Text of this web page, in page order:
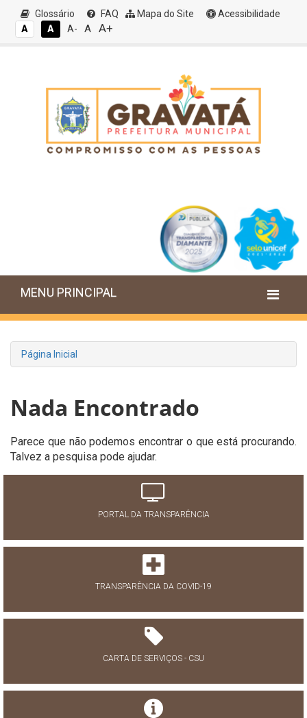
Glossário FAQ Mapa do Site
Acessibilidade
A
A A- A A+
MENU PRINCIPAL
Página Inicial
Nada Encontrado
Parece que não podemos encontrar o que está procurando.
Talvez a pesquisa pode ajudar.
PORTAL DA TRANSPARÊNCIA
TRANSPARÊNCIA DA COVID-19
CARTA DE SERVIÇOS - CSU